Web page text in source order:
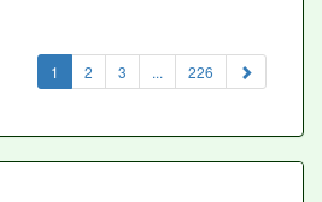
1 (current)
2 3 ... 226